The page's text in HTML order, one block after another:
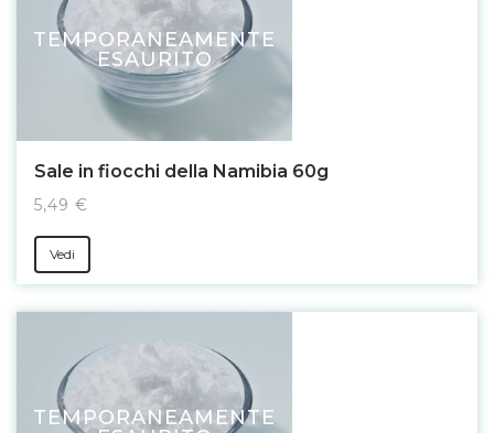
TEMPORANEAMENTE
ESAURITO
Sale in fiocchi della Namibia 60g
5,49 €
Vedi
TEMPORANEAMENTE